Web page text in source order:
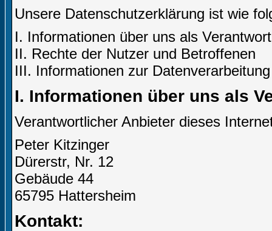
Unsere Datenschutzerklärung ist wie
I. Informationen über uns als
II. Rechte der Nutzer und Betroffenen
III. Informationen zur Datenverarbeitung
I. Informationen über uns als
Verantwortlicher Anbieter dieses
Peter Kitzinger
Dürerstr, Nr. 12
Gebäude 44
65795 Hattersheim
Kontakt: